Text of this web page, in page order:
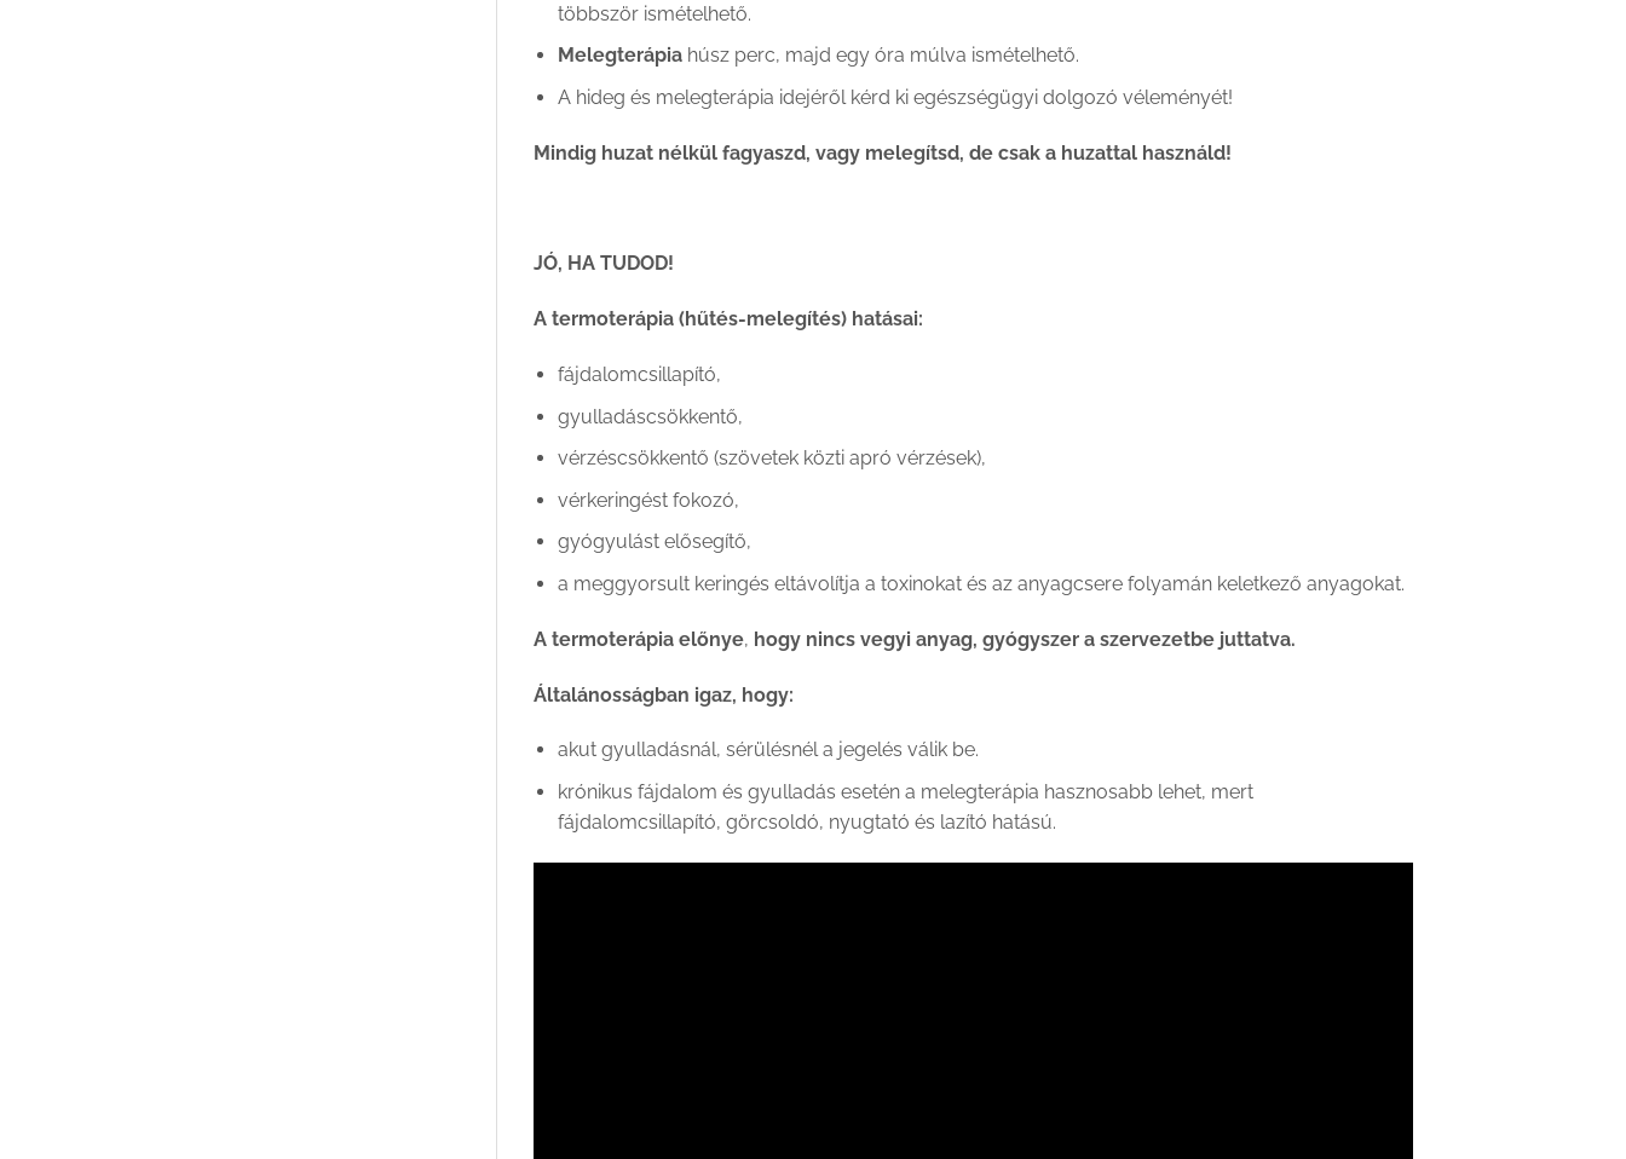
többször ismételhető.
Melegterápia húsz perc, majd egy óra múlva ismételhető.
A hideg és melegterápia idejéről kérd ki egészségügyi dolgozó véleményét!
Mindig huzat nélkül fagyaszd, vagy melegítsd, de csak a huzattal használd!
JÓ, HA TUDOD!
A termoterápia (hűtés-melegítés) hatásai:
fájdalomcsillapító,
gyulladáscsökkentő,
vérzéscsökkentő (szövetek közti apró vérzések),
vérkeringést fokozó,
gyógyulást elősegítő,
a meggyorsult keringés eltávolítja a toxinokat és az anyagcsere folyamán keletkező anyagokat.
A termoterápia előnye, hogy nincs vegyi anyag, gyógyszer a szervezetbe juttatva.
Általánosságban igaz, hogy:
akut gyulladásnál, sérülésnél a jegelés válik be.
krónikus fájdalom és gyulladás esetén a melegterápia hasznosabb lehet, mert
fájdalomcsillapító, görcsoldó, nyugtató és lazító hatású.